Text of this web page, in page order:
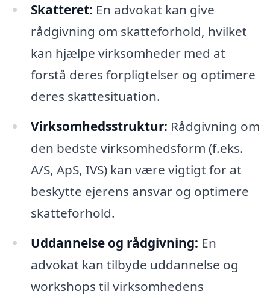
Skatteret: En advokat kan give
rådgivning om skatteforhold, hvilket
kan hjælpe virksomheder med at
forstå deres forpligtelser og optimere
deres skattesituation.
Virksomhedsstruktur: Rådgivning om
den bedste virksomhedsform (f.eks.
A/S, ApS, IVS) kan være vigtigt for at
beskytte ejerens ansvar og optimere
skatteforhold.
Uddannelse og rådgivning: En
advokat kan tilbyde uddannelse og
workshops til virksomhedens